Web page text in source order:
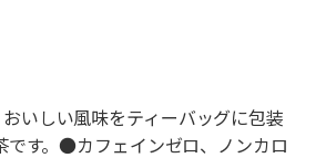
いしい風味をティーバッグに包装
です。●カフェインゼロ、ノンカロ